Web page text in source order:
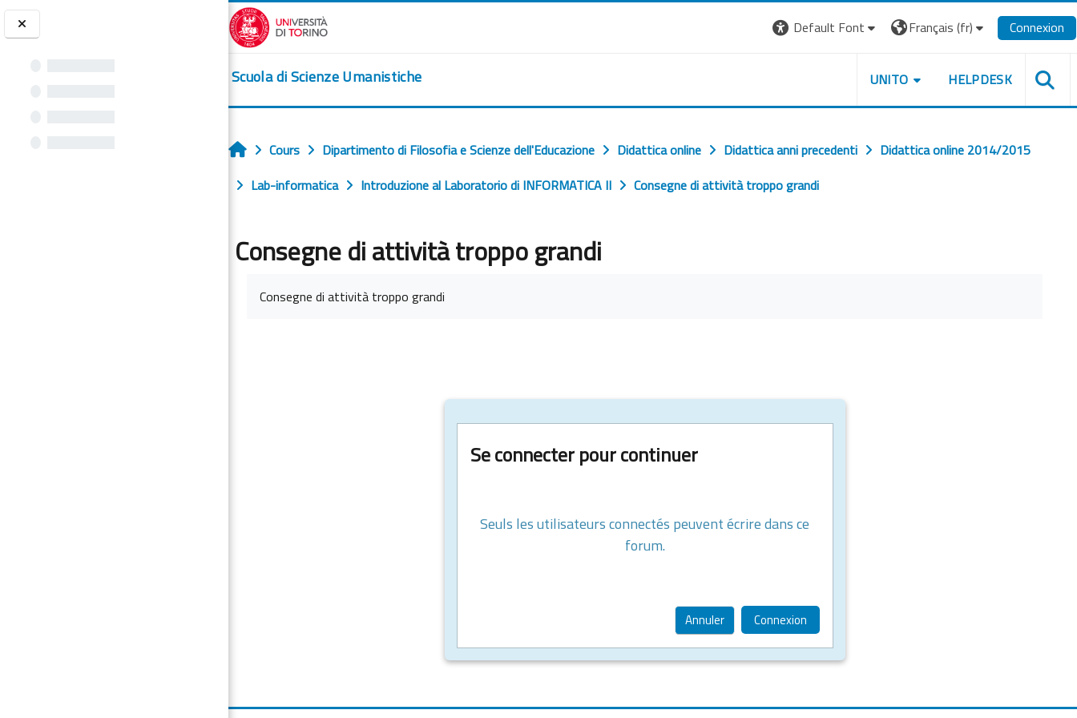
Passer au contenu principal
Default Font
Français ‎(fr)‎ Connexion
Scuola di Scienze Umanistiche UNITO HELPDESK
Accueil
Cours Dipartimento di Filosofia e Scienze dell'Educazione Didattica online Didattica anni precedenti
Didattica online 2014/2015
Lab-informatica
Introduzione al Laboratorio di INFORMATICA II Consegne di attività troppo grandi
Consegne di attività troppo grandi
Consegne di attività troppo grandi
Se connecter pour continuer
Seuls les utilisateurs connectés peuvent écrire dans ce
forum.
Annuler Connexion